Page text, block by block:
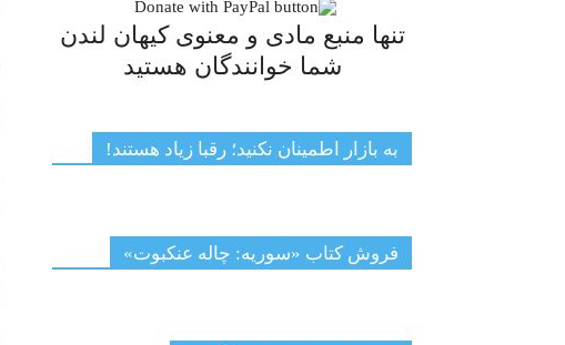
تنها منبع مادی و معنوی کیهان لندن
شما خوانندگان هستید
به بازار اطمینان نکنید؛ رقبا زیاد هستند!
فروش کتاب «سوریه: چاله عنکبوت»